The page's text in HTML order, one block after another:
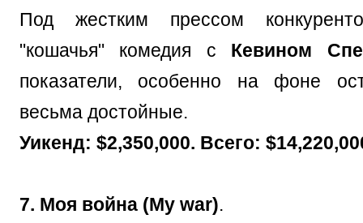
Под жестким прессом
"кошачья" комедия с Кевином
показатели, особенно на фоне
весьма достойные.
Уикенд: $2,350,000. Всего:
7. Моя война (My war).